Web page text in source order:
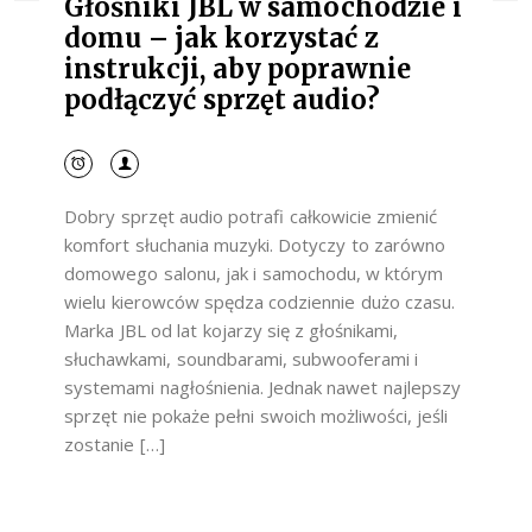
Głośniki JBL w samochodzie i
domu – jak korzystać z
instrukcji, aby poprawnie
podłączyć sprzęt audio?
Dobry sprzęt audio potrafi całkowicie zmienić
komfort słuchania muzyki. Dotyczy to zarówno
domowego salonu, jak i samochodu, w którym
wielu kierowców spędza codziennie dużo czasu.
Marka JBL od lat kojarzy się z głośnikami,
słuchawkami, soundbarami, subwooferami i
systemami nagłośnienia. Jednak nawet najlepszy
sprzęt nie pokaże pełni swoich możliwości, jeśli
zostanie […]